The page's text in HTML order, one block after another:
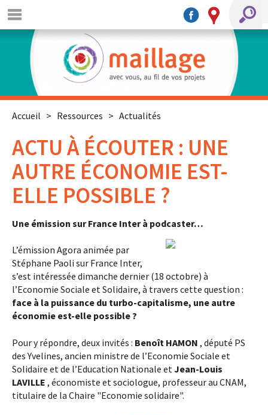
Accueil > Ressources > Actualités
ACTU À ÉCOUTER : UNE
AUTRE ÉCONOMIE EST-
ELLE POSSIBLE ?
Une émission sur France Inter à podcaster…
L’émission Agora animée par
Stéphane Paoli sur France Inter,
s’est intéressée dimanche dernier (18 octobre) à
l’Economie Sociale et Solidaire, à travers cette question :
face à la puissance du turbo-capitalisme, une autre
économie est-elle possible ?
Pour y répondre, deux invités : Benoît HAMON , député PS
des Yvelines, ancien ministre de l’Economie Sociale et
Solidaire et de l’Education Nationale et Jean-Louis
LAVILLE , économiste et sociologue, professeur au CNAM,
titulaire de la Chaire "Economie solidaire".